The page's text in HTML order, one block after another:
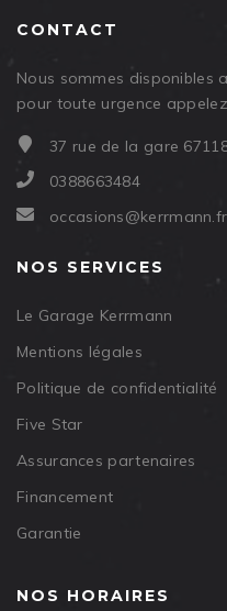
CONTACT
Nous sommes disponibles
pour toute urgence
37 rue de la gare 67118
0388663484
occasions@kerrmann.fr
NOS SERVICES
Le Garage Kerrmann
Mentions légales
Politique de confidentialité
Five Star
Assurances partenaires
Financement
Garantie
NOS HORAIRES